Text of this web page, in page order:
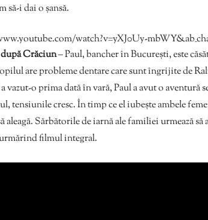
să-i dai o șansă.
watch?v=yXJ0Uy-
Crăciun– Paul, bancher în București, este
are probleme dentare care sunt îngrijite de
vazut-o prima dată în vară, Paul a avut o aventură
tensiunile cresc. În timp ce el iubește ambele
aleagă. Sărbătorile de iarnă ale familiei urmează
filmul integral.